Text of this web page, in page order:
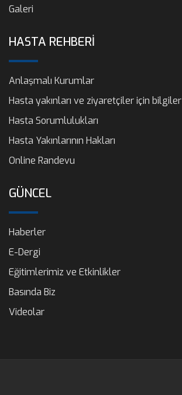
Galeri
HASTA REHBERİ
Anlaşmalı Kurumlar
Hasta yakınları ve ziyaretçiler için bilgiler
Hasta Sorumlulukları
Hasta Yakınlarının Hakları
Online Randevu
GÜNCEL
Haberler
E-Dergi
Eğitimlerimiz ve Etkinlikler
Basında Biz
Videolar